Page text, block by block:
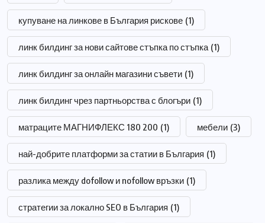
купуване на линкове в България рискове (1)
линк билдинг за нови сайтове стъпка по стъпка (1)
линк билдинг за онлайн магазини съвети (1)
линк билдинг чрез партньорства с блогъри (1)
матраците МАГНИФЛЕКС 180 200 (1) мебели (3)
най-добрите платформи за статии в България (1)
разлика между dofollow и nofollow връзки (1)
стратегии за локално SEO в България (1)